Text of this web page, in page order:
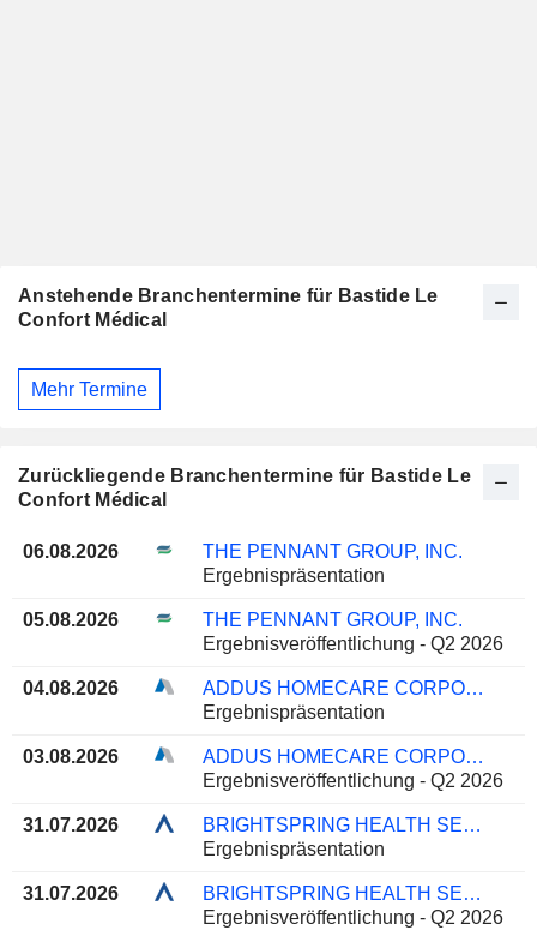
Anstehende Branchentermine für Bastide Le
Confort Médical
Mehr Termine
Zurückliegende Branchentermine für Bastide Le
Confort Médical
06.08.2026
THE PENNANT GROUP, INC.
Ergebnispräsentation
05.08.2026
THE PENNANT GROUP, INC.
Ergebnisveröffentlichung - Q2 2026
04.08.2026
ADDUS HOMECARE CORPORATION
Ergebnispräsentation
03.08.2026
ADDUS HOMECARE CORPORATION
Ergebnisveröffentlichung - Q2 2026
31.07.2026
BRIGHTSPRING HEALTH SERVICES, INC.
Ergebnispräsentation
31.07.2026
BRIGHTSPRING HEALTH SERVICES, INC.
Ergebnisveröffentlichung - Q2 2026